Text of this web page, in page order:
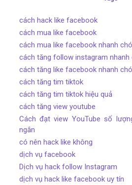
cách hack like facebook
cách mua like facebook
cách mua like facebook nhanh
cách tăng follow instagram nhanh
cách tăng like facebook nhanh
cách tăng tim tiktok
cách tăng tim tiktok hiệu quả
cách tăng view youtube
Cách đạt view YouTube số
ngắn
có nên hack like không
dịch vụ facebook
Dịch vụ hack follow Instagram
dịch vụ hack like facebook uy tín